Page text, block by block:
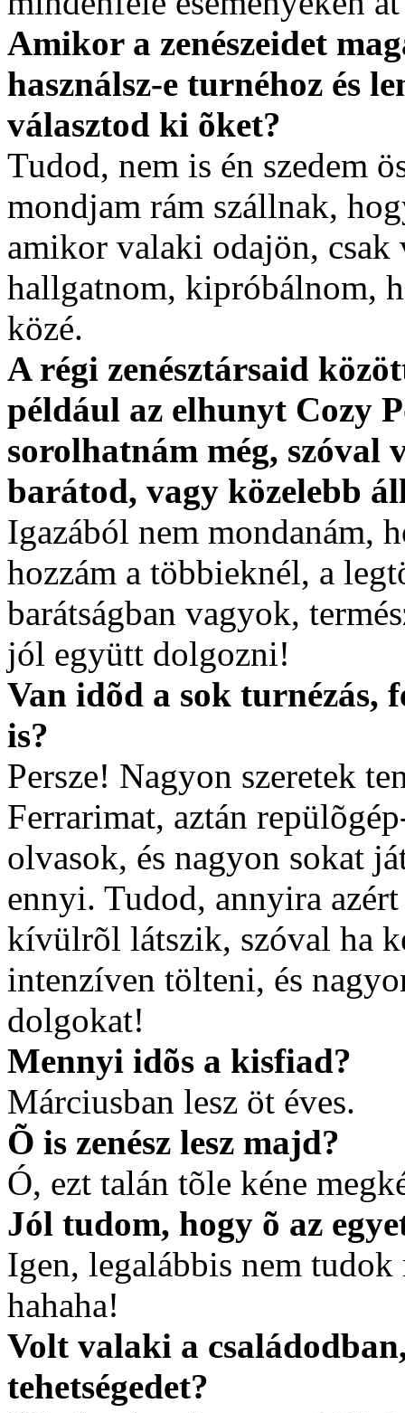
Amikor a zenészeidet
használsz-e turnéhoz és
választod ki õket?
Tudod, nem is én szedem
mondjam rám szállnak,
amikor valaki odajön,
hallgatnom, kipróbálnom,
közé.
A régi zenésztársaid
például az elhunyt Cozy
sorolhatnám még,
barátod, vagy közelebb
Igazából nem mondanám,
hozzám a többieknél, a
barátságban vagyok,
jól együtt dolgozni!
Van idõd a sok turnézás,
is?
Persze! Nagyon szeretek
Ferrarimat, aztán
olvasok, és nagyon sokat
ennyi. Tudod, annyira
kívülrõl látszik, szóval ha
intenzíven tölteni, és
dolgokat!
Mennyi idõs a kisfiad?
Márciusban lesz öt éves.
Õ is zenész lesz majd?
Ó, ezt talán tõle kéne
Jól tudom, hogy õ az
Igen, legalábbis nem
hahaha!
Volt valaki a
tehetségedet?